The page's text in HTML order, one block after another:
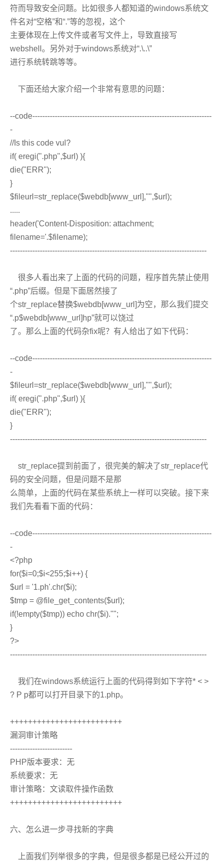
符而导致安全问题。比如很多人都知道的windows系统文
件名对“空格”和“.”等的忽视，这个
主要体现在上传文件或者写文件上，导致直接写
webshell。另外对于windows系统对“.\..\”
进行系统转跳等等。
下面还给大家介绍一个非常有意思的问题：
--code------------------------------------------------------------------------
-
//Is this code vul?
if( eregi(".php",$url) ){
die("ERR");
}
$fileurl=str_replace($webdb[www_url],"",$url);
.....
header('Content-Disposition: attachment;
filename='.$filename);
-------------------------------------------------------------------------------
很多人看出来了上面的代码的问题，程序首先禁止使用
“.php”后缀。但是下面居然接了
个str_replace替换$webdb[www_url]为空，那么我们提交
“.p$webdb[www_url]hp”就可以饶过
了。那么上面的代码杂fix呢？有人给出了如下代码：
--code------------------------------------------------------------------------
-
$fileurl=str_replace($webdb[www_url],"",$url);
if( eregi(".php",$url) ){
die("ERR");
}
-------------------------------------------------------------------------------
str_replace提到前面了，很完美的解决了str_replace代
码的安全问题，但是问题不是那
么简单，上面的代码在某些系统上一样可以突破。接下来
我们先看看下面的代码：
--code------------------------------------------------------------------------
-
<?php
for($i=0;$i<255;$i++) {
$url = '1.ph'.chr($i);
$tmp = @file_get_contents($url);
if(!empty($tmp)) echo chr($i)."";
}
?>
-------------------------------------------------------------------------------
我们在windows系统运行上面的代码得到如下字符* < >
? P p都可以打开目录下的1.php。
+++++++++++++++++++++++++
漏洞审计策略
-------------------------
PHP版本要求：无
系统要求：无
审计策略：文读取件操作函数
+++++++++++++++++++++++++
六、怎么进一步寻找新的字典
上面我们列举很多的字典，但是很多都是已经公开过的